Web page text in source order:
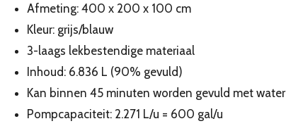
Afmeting: 400 x 200 x 100 cm
Kleur: grijs/blauw
3-laags lekbestendige materiaal
Inhoud: 6.836 L (90% gevuld)
Kan binnen 45 minuten worden gevuld met water
Pompcapaciteit: 2.271 L/u = 600 gal/u